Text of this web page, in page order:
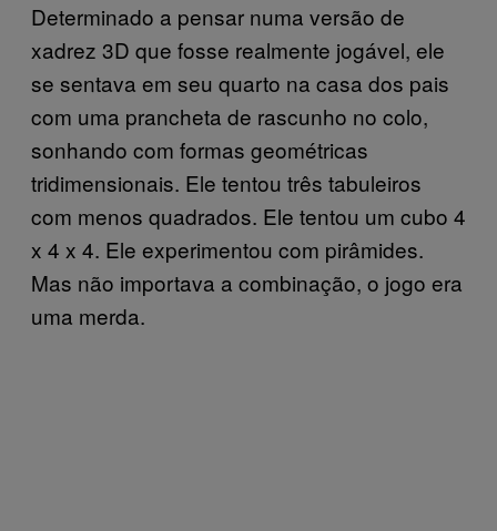
Determinado a pensar numa versão de
xadrez 3D que fosse realmente jogável, ele
se sentava em seu quarto na casa dos pais
com uma prancheta de rascunho no colo,
sonhando com formas geométricas
tridimensionais. Ele tentou três tabuleiros
com menos quadrados. Ele tentou um cubo 4
x 4 x 4. Ele experimentou com pirâmides.
Mas não importava a combinação, o jogo era
uma merda.